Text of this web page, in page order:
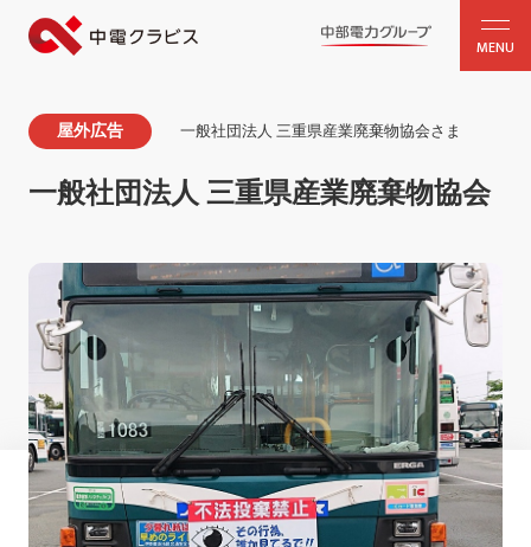
MENU
屋外広告 一般社団法人 三重県産業廃棄物協会さま
一般社団法人 三重県産業廃棄物協会